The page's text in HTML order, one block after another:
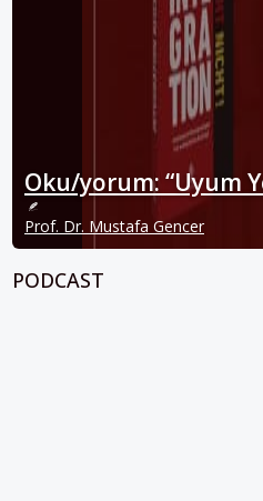
Oku/yorum: “Uyum
Prof. Dr. Mustafa Gencer
PODCAST